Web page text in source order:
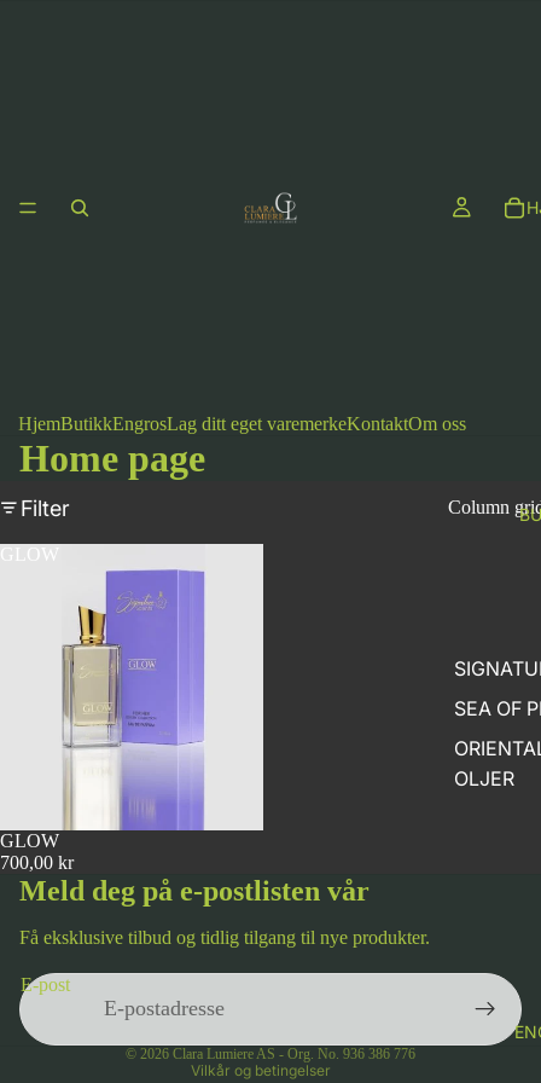
SEA OF
OLJER
HjemButikkEngrosLag ditt eget varemerkeKontaktOm oss
Home page
Filter Column
GLOW
GLOW
700,00 kr
Meld deg på e-postlisten vår
Få eksklusive tilbud og tidlig tilgang til nye produkter.
E-post
© 2026 Clara Lumiere AS - Org. No. 936 386 776
Vilkår og betingelser